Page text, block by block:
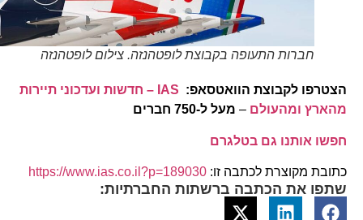
חברות התעופה בקבוצת לופטהנזה. צילום לופטהנזה
הצטרפו לקבוצת הוואטסאפ:
IAS – חדשות ועדכוני תיירות
מהארץ ומהעולם–מעל ל-750 חברים
חפשו אותנו גם בטלגרם
כתובת מקוצרת לכתבה זו: https://www.ias.co.il?p=189030
שתפו את הכתבה ברשתות החברתיות: